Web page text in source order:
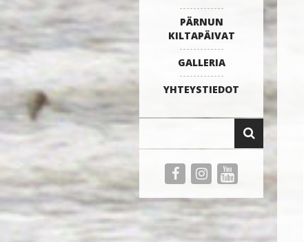
PÄRNUN
KILTAPÄIVAT
GALLERIA
YHTEYSTIEDOT